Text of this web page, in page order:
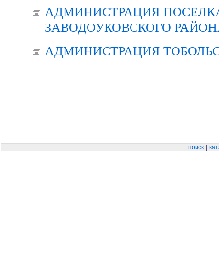
АДМИНИСТРАЦИЯ
ЗАВОДОУКОВСКОГО
АДМИНИСТРАЦИЯ
поиск